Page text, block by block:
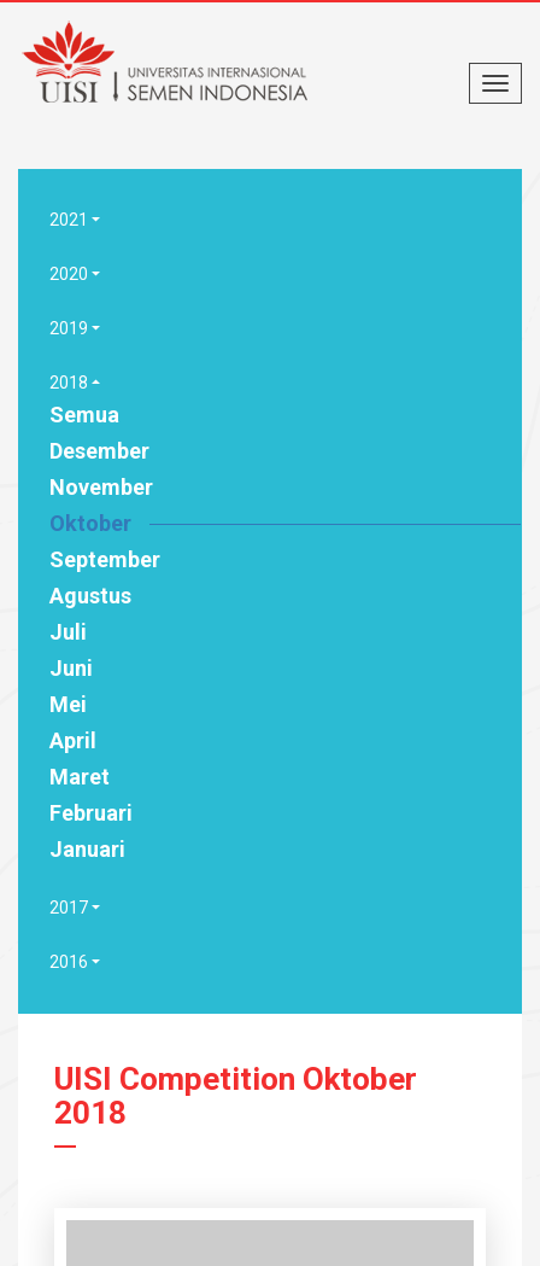
2021
2020
2019
2018
Semua
Desember
November
Oktober
September
Agustus
Juli
Juni
Mei
April
Maret
Februari
Januari
2017
2016
UISI Competition Oktober
2018